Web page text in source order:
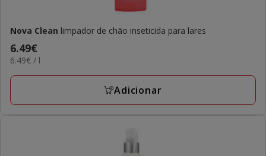
Nova Clean limpador de chão inseticida para lares
Preço
6.49€
6.49€
6.49€
L
6.49€ / l
Adicionar